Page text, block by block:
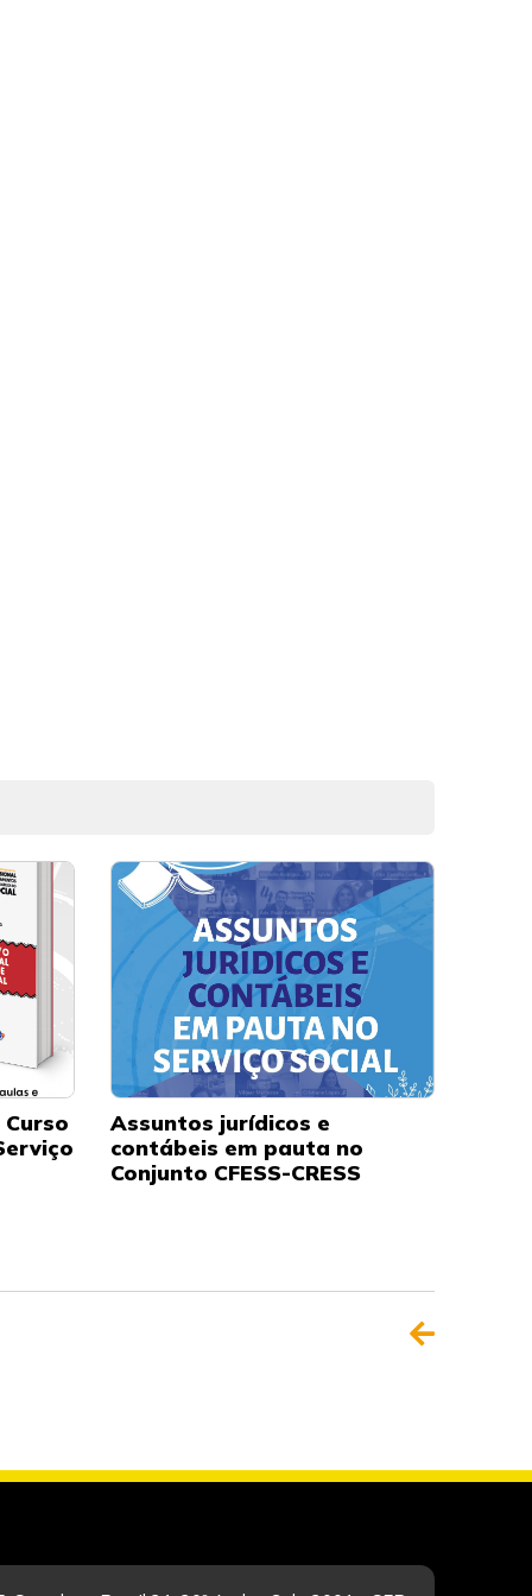
Assuntos jurídicos e
contábeis em pauta no
Conjunto CFESS-CRESS